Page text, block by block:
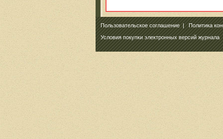
Пользовательское соглашение|Политика
Условия покупки электронных версий журнала